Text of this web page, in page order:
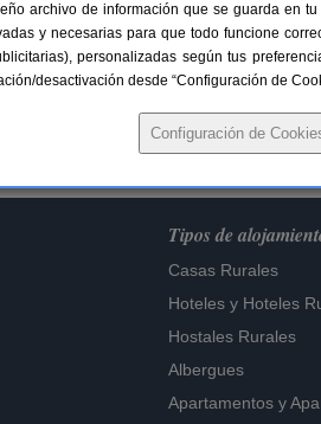
Lo
Este alojamiento ya no
Buscar
Tipos de
Casas Rurales
Hoteles y Hoteles
Hostales Rurales
Albergues
Apartamentos y
archivo de información que se guarda en
y necesarias para que todo funcione
personalizadas según tus
desactivación desde “Configuración de